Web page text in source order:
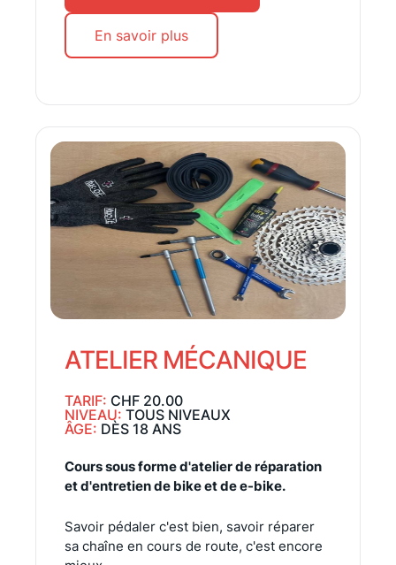
En savoir plus
ATELIER MÉCANIQUE
TARIF: CHF 20.00
NIVEAU: TOUS NIVEAUX
ÂGE: DÈS 18 ANS
Cours sous forme d'atelier de réparation
et d'entretien de bike et de e-bike.
Savoir pédaler c'est bien, savoir réparer
sa chaîne en cours de route, c'est encore